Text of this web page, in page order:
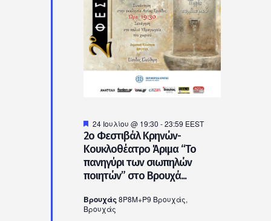
2ο Φεστιβάλ Κρηνών-
Κουκλοθέατρο Άριμα “Το
πανηγύρι των σιωπηλών
ποιητών” στο Βρουχά...
Προτεινόμενο
24 Ιουλίου @ 19:30 -23:59 EEST
Βρουχάς8P8M+P9 Βρουχάς,
Βρουχάς